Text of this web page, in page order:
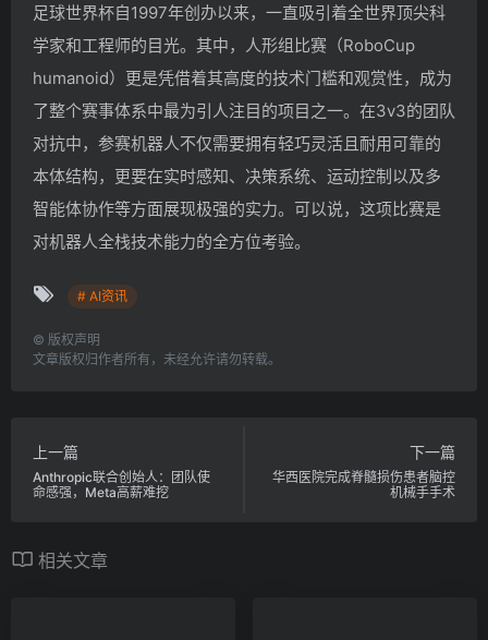
足球世界杯自1997年创办以来，一直吸引着全世界顶尖科
学家和工程师的目光。其中，人形组比赛（RoboCup
humanoid）更是凭借着其高度的技术门槛和观赏性，成为
了整个赛事体系中最为引人注目的项目之一。在3v3的团队
对抗中，参赛机器人不仅需要拥有轻巧灵活且耐用可靠的
本体结构，更要在实时感知、决策系统、运动控制以及多
智能体协作等方面展现极强的实力。可以说，这项比赛是
对机器人全栈技术能力的全方位考验。
# AI资讯
© 版权声明
文章版权归作者所有，未经允许请勿转载。
上一篇
Anthropic联合创始人：团队使
命感强，Meta高薪难挖
下一篇
华西医院完成脊髓损伤患者脑控
机械手手术
相关文章